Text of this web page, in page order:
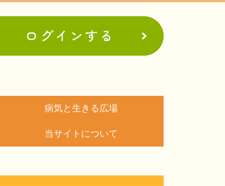
病気と生きる広場
当サイトについて